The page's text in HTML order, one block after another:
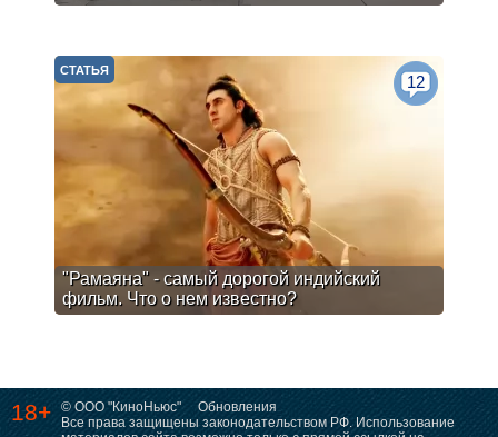
"Рамаяна" - самый дорогой индийский
фильм. Что о нем известно?
СТАТЬЯ
12
18+ © ООО "КиноНьюс"
Обновления
Все права защищены законодательством РФ. Использование